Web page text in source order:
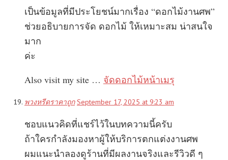
เป็นข้อมูลที่มีประโยชน์มากเรื่อง “ดอกไม้งานศพ”
ช่วยอธิบายการจัด ดอกไม้ ให้เหมาะสม น่าสนใจ
มาก
ค่ะ
Also visit my site … จัดดอกไม้หน้าเมรุ
พวงหรีดราคาถูก September 17, 2025 at 9:23 am
ชอบแนวคิดที่แชร์ไว้ในบทความนี้ครับ
ถ้าใครกำลังมองหาผู้ให้บริการตกแต่งงานศพ
ผมแนะนำลองดูร้านที่มีผลงานจริงและรีวิวดี ๆ